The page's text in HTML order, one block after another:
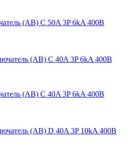
(АВ) C 50A 3P 6kA 400В
(АВ) C 40A 3P 6kA 400В